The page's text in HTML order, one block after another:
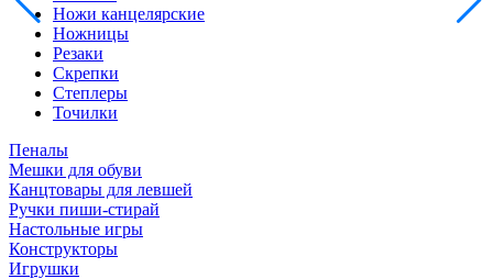
Ножи канцелярские
Ножницы
Резаки
Скрепки
Степлеры
Точилки
Пеналы
Мешки для обуви
Канцтовары для левшей
Ручки пиши-стирай
Настольные игры
Конструкторы
Игрушки